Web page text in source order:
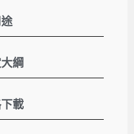
綱
載